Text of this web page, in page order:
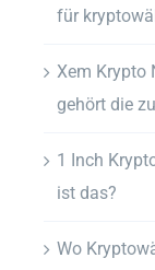
für
Xem Krypto
gehört die
1 Inch
ist das?
Wo